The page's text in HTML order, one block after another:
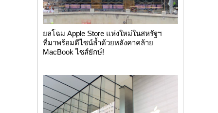
ยลโฉม Apple Store แห่งใหม่ในสหรัฐฯ
ที่มาพร้อมดีไซน์ล้ำด้วยหลังคาคล้าย
MacBook ไซส์ยักษ์!